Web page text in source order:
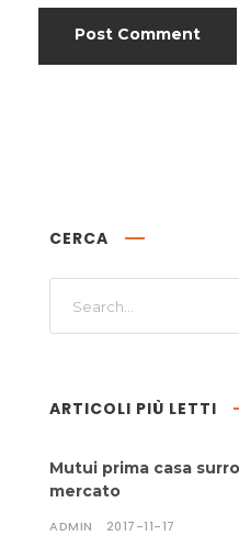
CERCA
ARTICOLI PIÙ LETTI
Mutui prima casa
mercato
ADMIN 2017-11-17